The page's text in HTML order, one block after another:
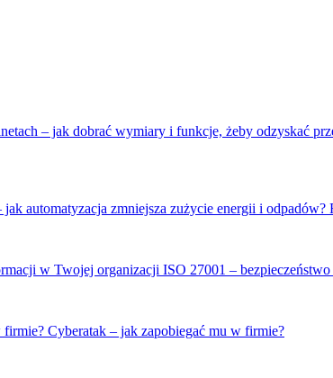
ISO 27001 –
Cyberatak – jak zapobiegać mu w firmie?